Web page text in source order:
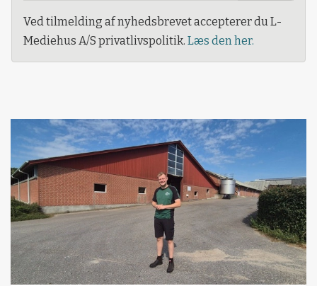
Ved tilmelding af nyhedsbrevet accepterer du L-
Mediehus A/S privatlivspolitik. Læs den her.